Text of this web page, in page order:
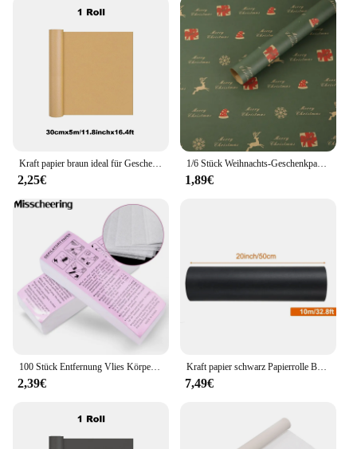
Kraft papier braun ideal für Geschenk verpackung Verpackungs rolle für bewegliche Kunst handwerk Versand Bodenbelag Wand 100% recyceltes Material
2,25€
1/6 Stück Weihnachts-Geschenkpapier, Vintage-Stil, Kraftpapier, Festival, Geschenkpapier mit Weihnachtsbaum-Schneeflockenmustern für Geschenkverpackung, Dekoration
1,89€
100 Stück Entfernung Vlies Körper Tuch Haar entfernen Wachspapier Rollen hochwertige Haarentfernung Epilierer Wachsstreifen Papier
2,39€
Kraft papier schwarz Papierrolle Bau Poster Board Verpackung Kunst papierrolle Bulletin Board Geschenk verpackung Öko-Freund Papiere
7,49€